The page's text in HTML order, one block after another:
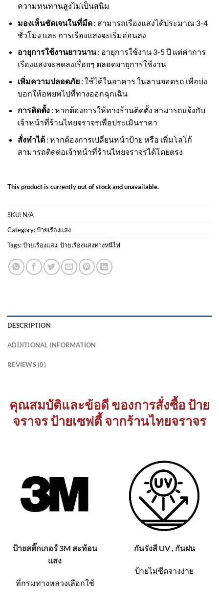
ความทนทานสูงไม่เป็นสนิม
มองเห็นชัดเจนในที่มืด: สามารถเรืองแสงได้ประมาณ 3-4
ชั่วโมง และ การเรืองแสงจะเริ่มอ่อนลง
อายุการใช้งานยาวนาน: อายุการใช้งาน 3-5 ปี แต่ค่าการ
เรืองแสงจะลดลงเรื่อยๆ ตลอดอายุการใช้งาน
เพิ่มความปลอดภัย: ใช้ได้ในอาคาร ในลานจอดรถ เพื่อบ่ง
บอกให้อพยพไปที่ทางออกฉุกเฉิน
การติดตั้ง: หากต้องการให้ทางร้านติดตั้ง สามารถแจ้งกับ
เจ้าหน้าที่ร้านไทยจราจรเพื่อประเมินราคา
สั่งทำได้: หากต้องการเปลี่ยนหน้าป้าย หรือ เพิ่มโลโก้
สามารถติดต่อเจ้าหน้าที่ร้านไทยจราจรได้โดยตรง
This product is currently out of stock and unavailable.
SKU: N/A
Category:ป้ายเรืองแสง
Tags:ป้ายเรืองแสง,ป้ายเรืองแสงทางหนีไฟ
DESCRIPTION
ADDITIONAL INFORMATION
REVIEWS (0)
คุณสมบัติและข้อดี ของการสั่งซื้อ ป้าย
จราจร ป้ายเซฟตี้ จากร้านไทยจราจร
ป้ายสติ๊กเกอร์ 3M สะท้อน
แสง
ที่กรมทางหลวงเลือกใช้
กันรังสี UV , กันฝน
ป้ายไม่ซีดจางง่าย